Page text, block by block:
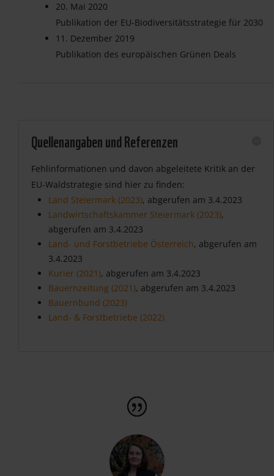
20. Mai 2020
Publikation der EU-Biodiversitätsstrategie für 2030
11. Dezember 2019
Publikation des europäischen Grünen Deals
Quellenangaben und Referenzen
Fehlinformationen und davon abgeleitete Kritik an der
EU-Waldstrategie sind hier zu finden:
Land Steiermark (2023), abgerufen am 3.4.2023
Landwirtschaftskammer Steiermark (2023),
abgerufen am 3.4.2023
Land- und Forstbetriebe Österreich, abgerufen am
3.4.2023
Kurier (2021), abgerufen am 3.4.2023
Bauernzeitung (2021), abgerufen am 3.4.2023
Bauernbund (2023)
Land- & Forstbetriebe (2022)